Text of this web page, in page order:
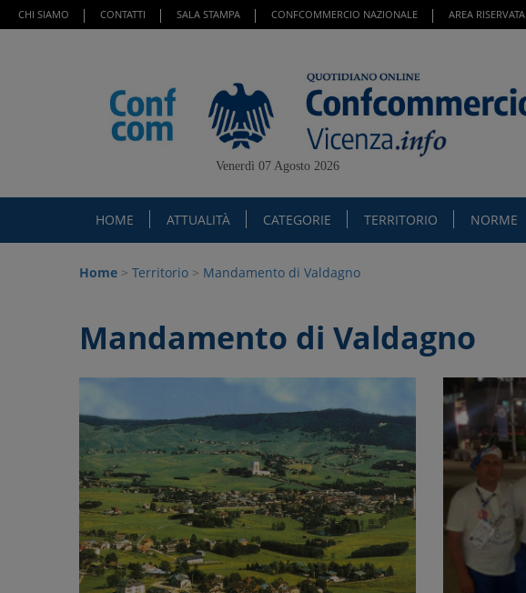
CHI SIAMO CONTATTI SALA STAMPA CONFCOMMERCIO NAZIONALE AREA RISERVATA
Venerdì 07 Agosto 2026
HOME ATTUALITÀ CATEGORIE TERRITORIO NORME
Home > Territorio > Mandamento di Valdagno
Mandamento di Valdagno